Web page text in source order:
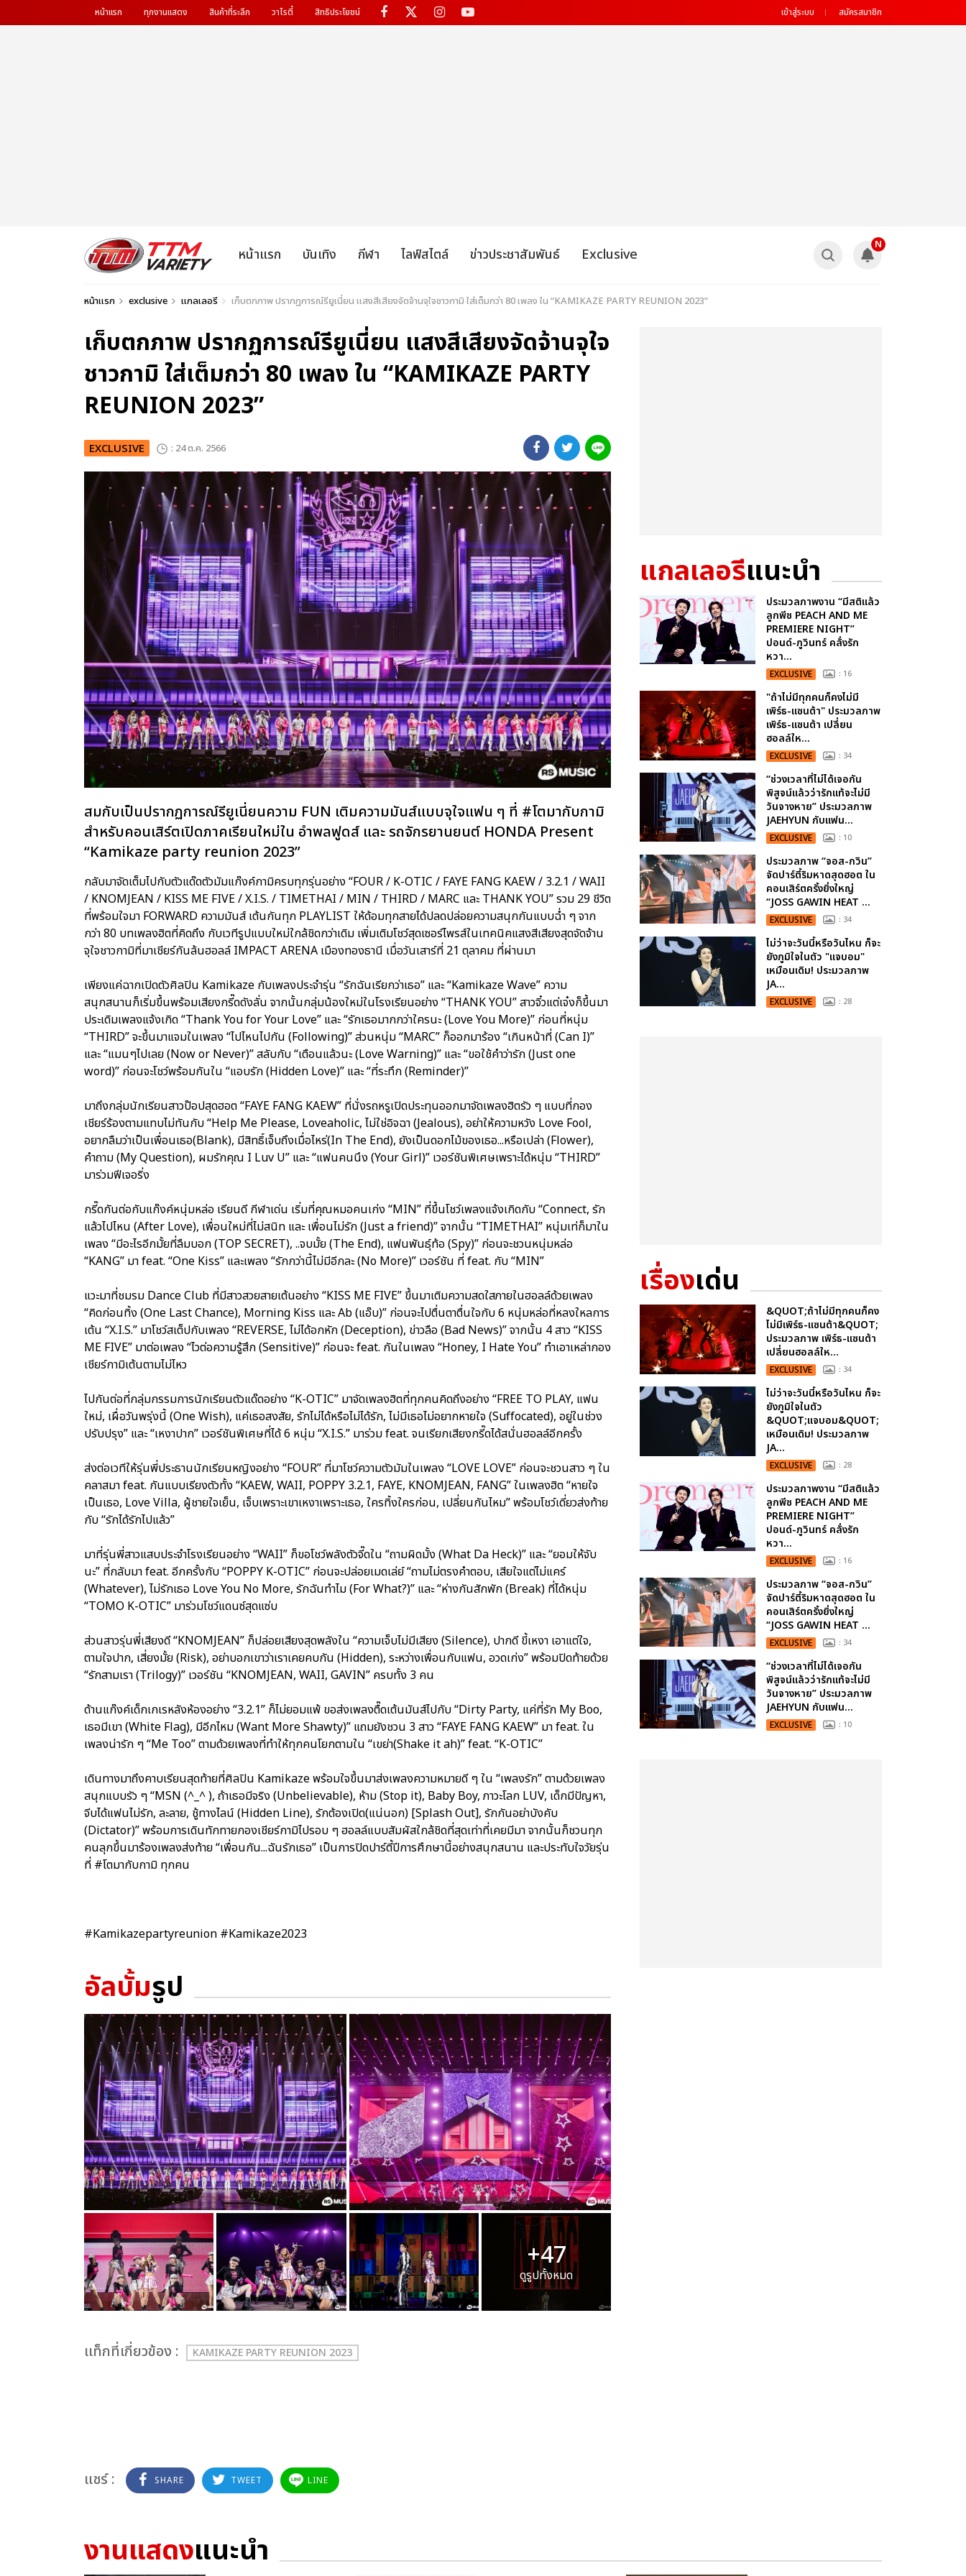
หน้าแรก ทุกงานแสดง สินค้าที่ระลึก วาไรตี้ สิทธิประโยชน์ เข้าสู่ระบบ สมัครสมาชิก
หน้าแรก บันเทิง กีฬา ไลฟ์สไตล์ ข่าวประชาสัมพันธ์ Exclusive
N
หน้าแรก exclusive แกลเลอรี เก็บตกภาพ ปรากฏการณ์รียูเนี่ยน แสงสีเสียงจัดจ้านจุใจชาวกามิ ใส่เต็มกว่า 80 เพลง ใน “KAMIKAZE PARTY REUNION 2023”
เก็บตกภาพ ปรากฏการณ์รียูเนี่ยน แสงสีเสียงจัดจ้านจุใจ
ชาวกามิ ใส่เต็มกว่า 80 เพลง ใน “KAMIKAZE PARTY
REUNION 2023”
EXCLUSIVE : 24 ต.ค. 2566
สมกับเป็นปรากฏการณ์รียูเนี่ยนความ FUN เติมความมันส์แบบจุใจแฟน ๆ ที่ #โตมากับกามิ
สำหรับคอนเสิร์ตเปิดภาคเรียนใหม่ใน อำพลฟูดส์ และ รถจักรยานยนต์ HONDA Present
“Kamikaze party reunion 2023”
กลับมาจัดเต็มไปกับตัวแด๊ดตัวมัมแก๊งค์กามิครบทุกรุ่นอย่าง “FOUR / K-OTIC / FAYE FANG KAEW / 3.2.1 / WAII
/ KNOMJEAN / KISS ME FIVE / X.I.S. / TIMETHAI / MIN / THIRD / MARC และ THANK YOU” รวม 29 ชีวิต
ที่พร้อมใจมา FORWARD ความมันส์ เต้นกันทุก PLAYLIST ให้ด้อมทุกสายได้ปลดปล่อยความสนุกกันแบบฉ่ำ ๆ จาก
กว่า 80 บทเพลงฮิตที่คิดถึง กับเวทีรูปแบบใหม่ใกล้ชิดกว่าเดิม เพิ่มเติมโชว์สุดเซอร์ไพรส์ในเทคนิคแสงสีเสียงสุดจัดจ้าน
จุใจชาวกามิที่มาเชียร์กันล้นฮอลล์ IMPACT ARENA เมืองทองธานี เมื่อวันเสาร์ที่ 21 ตุลาคม ที่ผ่านมา
เพียงแค่ฉากเปิดตัวศิลปิน Kamikaze กับเพลงประจำรุ่น “รักฉันเรียกว่าเธอ” และ “Kamikaze Wave” ความ
สนุกสนานก็เริ่มขึ้นพร้อมเสียงกรี๊ดดังลั่น จากนั้นกลุ่มน้องใหม่ในโรงเรียนอย่าง “THANK YOU” สาวจิ๋วแต่เจ๋งก็ขึ้นมา
ประเดิมเพลงแจ้งเกิด “Thank You for Your Love” และ “รักเธอมากกว่าใครนะ (Love You More)” ก่อนที่หนุ่ม
“THIRD” จะขึ้นมาแจมในเพลง “ไปไหนไปกัน (Following)” ส่วนหนุ่ม “MARC” ก็ออกมาร้อง “เกินหน้าที่ (Can I)”
และ “แมนๆไปเลย (Now or Never)” สลับกับ “เตือนแล้วนะ (Love Warning)” และ “ขอใช้คำว่ารัก (Just one
word)” ก่อนจะโชว์พร้อมกันใน “แอบรัก (Hidden Love)” และ “ที่ระทึก (Reminder)”
มาถึงกลุ่มนักเรียนสาวป๊อปสุดฮอต “FAYE FANG KAEW” ที่นั่งรถหรูเปิดประทุนออกมาจัดเพลงฮิตรัว ๆ แบบที่กอง
เชียร์ร้องตามแทบไม่ทันกับ “Help Me Please, Loveaholic, ไม่ใช่อิจฉา (Jealous), อย่าให้ความหวัง Love Fool,
อยากลืมว่าเป็นเพื่อนเธอ(Blank), มีสิทธิ์เจ็บถึงเมื่อไหร่(In The End), ยังเป็นดอกไม้ของเธอ...หรือเปล่า (Flower),
คำถาม (My Question), ผมรักคุณ I Luv U” และ “แฟนคนนึง (Your Girl)” เวอร์ชันพิเศษเพราะได้หนุ่ม “THIRD”
มาร่วมฟีเจอริ่ง
กรี๊ดกันต่อกับแก๊งค์หนุ่มหล่อ เรียนดี กีฬาเด่น เริ่มที่คุณหมอคนเก่ง “MIN” ที่ขึ้นโชว์เพลงแจ้งเกิดกับ “Connect, รัก
แล้วไปไหน (After Love), เพื่อนใหม่ที่ไม่สนิท และ เพื่อนไม่รัก (Just a friend)” จากนั้น “TIMETHAI” หนุ่มเท่ก็มาใน
เพลง “มีอะไรอีกมั้ยที่ลืมบอก (TOP SECRET), ..จบมั้ย (The End), แฟนพันธุ์ท้อ (Spy)” ก่อนจะชวนหนุ่มหล่อ
“KANG” มา feat. “One Kiss” และเพลง “รักกว่านี้ไม่มีอีกละ (No More)” เวอร์ชัน ที่ feat. กับ “MIN”
แวะมาที่ชมรม Dance Club ที่มีสาวสวยสายเต้นอย่าง “KISS ME FIVE” ขึ้นมาเติมความสดใสภายในฮอลล์ด้วยเพลง
“คิดก่อนทิ้ง (One Last Chance), Morning Kiss และ Ab (แอ๊บ)” ก่อนจะไปตื่นตาตื่นใจกับ 6 หนุ่มหล่อที่หลงใหลการ
เต้น “X.I.S.” มาโชว์สเต็ปกับเพลง “REVERSE, ไม่ได้อกหัก (Deception), ข่าวลือ (Bad News)” จากนั้น 4 สาว “KISS
ME FIVE” มาต่อเพลง “ไวต่อความรู้สึก (Sensitive)” ก่อนจะ feat. กันในเพลง “Honey, I Hate You” ทำเอาเหล่ากอง
เชียร์กามิเต้นตามไม่ไหว
ไปกันต่อที่กลุ่มกรรมการนักเรียนตัวแด๊ดอย่าง “K-OTIC” มาจัดเพลงฮิตที่ทุกคนคิดถึงอย่าง “FREE TO PLAY, แฟน
ใหม่, เผื่อวันพรุ่งนี้ (One Wish), แค่เธอสงสัย, รักไม่ได้หรือไม่ได้รัก, ไม่มีเธอไม่อยากหายใจ (Suffocated), อยู่ในช่วง
ปรับปรุง” และ “เหงาปาก” เวอร์ชันพิเศษที่ได้ 6 หนุ่ม “X.I.S.” มาร่วม feat. จนเรียกเสียงกรี๊ดได้สนั่นฮอลล์อีกครั้ง
ส่งต่อเวทีให้รุ่นพี่ประธานนักเรียนหญิงอย่าง “FOUR” ที่มาโชว์ความตัวมัมในเพลง “LOVE LOVE” ก่อนจะชวนสาว ๆ ใน
คลาสมา feat. กันแบบเรียงตัวทั้ง “KAEW, WAII, POPPY 3.2.1, FAYE, KNOMJEAN, FANG” ในเพลงฮิต “หายใจ
เป็นเธอ, Love Villa, ผู้ชายใจเย็น, เจ็บเพราะเขาเหงาเพราะเธอ, ใครทิ้งใครก่อน, เปลี่ยนกันไหม” พร้อมโชว์เดี่ยวส่งท้าย
กับ “รักได้รักไปแล้ว”
มาที่รุ่นพี่สาวแสบประจำโรงเรียนอย่าง “WAII” ก็ขอโชว์พลังตัวจี๊ดใน “ถามผิดมั้ง (What Da Heck)” และ “ยอมให้จับ
นะ” ที่กลับมา feat. อีกครั้งกับ “POPPY K-OTIC” ก่อนจะปล่อยเมดเล่ย์ “ถามไม่ตรงคำตอบ, เสียใจแต่ไม่แคร์
(Whatever), ไม่รักเธอ Love You No More, รักฉันทำไม (For What?)” และ “ห่างกันสักพัก (Break) ที่ได้หนุ่ม
“TOMO K-OTIC” มาร่วมโชว์แดนซ์สุดแซ่บ
ส่วนสาวรุ่นพี่เสียงดี “KNOMJEAN” ก็ปล่อยเสียงสุดพลังใน “ความเจ็บไม่มีเสียง (Silence), ปากดี ขี้เหงา เอาแต่ใจ,
ตามใจปาก, เสี่ยงมั้ย (Risk), อย่าบอกเขาว่าเราเคยคบกัน (Hidden), ระหว่างเพื่อนกับแฟน, อวดเก่ง” พร้อมปิดท้ายด้วย
“รักสามเรา (Trilogy)” เวอร์ชัน “KNOMJEAN, WAII, GAVIN” ครบทั้ง 3 คน
ด้านแก๊งค์เด็กเกเรหลังห้องอย่าง “3.2.1” ก็ไม่ยอมแพ้ ขอส่งเพลงตื๊ดเต้นมันส์ไปกับ “Dirty Party, แค่ที่รัก My Boo,
เธอมีเขา (White Flag), มีอีกไหม (Want More Shawty)” แถมยังชวน 3 สาว “FAYE FANG KAEW” มา feat. ใน
เพลงน่ารัก ๆ “Me Too” ตามด้วยเพลงที่ทำให้ทุกคนโยกตามใน “เขย่า(Shake it ah)” feat. “K-OTIC”
เดินทางมาถึงคาบเรียนสุดท้ายที่ศิลปิน Kamikaze พร้อมใจขึ้นมาส่งเพลงความหมายดี ๆ ใน “เพลงรัก” ตามด้วยเพลง
สนุกแบบรัว ๆ “MSN (^_^ ), ถ้าเธอมีจริง (Unbelievable), ห้าม (Stop it), Baby Boy, ภาวะโลก LUV, เด็กมีปัญหา,
จีบได้แฟนไม่รัก, ละลาย, ชู้ทางไลน์ (Hidden Line), รักต้องเปิด(แน่นอก) [Splash Out], รักกันอย่าบังคับ
(Dictator)” พร้อมการเดินทักทายกองเชียร์กามิไปรอบ ๆ ฮอลล์แบบสัมผัสใกล้ชิดที่สุดเท่าที่เคยมีมา จากนั้นก็ชวนทุก
คนลุกขึ้นมาร้องเพลงส่งท้าย “เพื่อนกัน...ฉันรักเธอ” เป็นการปิดปาร์ตี้ปีการศึกษานี้อย่างสนุกสนาน และประทับใจวัยรุ่น
ที่ #โตมากับกามิ ทุกคน
#Kamikazepartyreunion #Kamikaze2023
อัลบั้มรูป
+47
ดูรูปทั้งหมด
เเท็กที่เกี่ยวข้อง : KAMIKAZE PARTY REUNION 2023
แชร์ : SHARE TWEET LINE
แกลเลอรีแนะนำ
ประมวลภาพงาน “มีสติแล้ว
ลูกพีช PEACH AND ME
PREMIERE NIGHT”
ปอนด์-ภูวินทร์ คลั่งรัก
หวา...
EXCLUSIVE : 16
"ถ้าไม่มีทุกคนก็คงไม่มี
เพิร์ธ-แซนต้า" ประมวลภาพ
เพิร์ธ-แซนต้า เปลี่ยน
ฮอลล์ให...
EXCLUSIVE : 34
“ช่วงเวลาที่ไม่ได้เจอกัน
พิสูจน์แล้วว่ารักแท้จะไม่มี
วันจางหาย” ประมวลภาพ
JAEHYUN กับแฟน...
EXCLUSIVE : 10
ประมวลภาพ “จอส-กวิน”
จัดปาร์ตี้ริมหาดสุดฮอต ใน
คอนเสิร์ตครั้งยิ่งใหญ่
“JOSS GAWIN HEAT ...
EXCLUSIVE : 34
ไม่ว่าจะวันนี้หรือวันไหน ก็จะ
ยังภูมิใจในตัว "แจบอม"
เหมือนเดิม! ประมวลภาพ
JA...
EXCLUSIVE : 28
เรื่องเด่น
&QUOT;ถ้าไม่มีทุกคนก็คง
ไม่มีเพิร์ธ-แซนต้า&QUOT;
ประมวลภาพ เพิร์ธ-แซนต้า
เปลี่ยนฮอลล์ให...
EXCLUSIVE : 34
ไม่ว่าจะวันนี้หรือวันไหน ก็จะ
ยังภูมิใจในตัว
&QUOT;แจบอม&QUOT;
เหมือนเดิม! ประมวลภาพ
JA...
EXCLUSIVE : 28
ประมวลภาพงาน “มีสติแล้ว
ลูกพีช PEACH AND ME
PREMIERE NIGHT”
ปอนด์-ภูวินทร์ คลั่งรัก
หวา...
EXCLUSIVE : 16
ประมวลภาพ “จอส-กวิน”
จัดปาร์ตี้ริมหาดสุดฮอต ใน
คอนเสิร์ตครั้งยิ่งใหญ่
“JOSS GAWIN HEAT ...
EXCLUSIVE : 34
“ช่วงเวลาที่ไม่ได้เจอกัน
พิสูจน์แล้วว่ารักแท้จะไม่มี
วันจางหาย” ประมวลภาพ
JAEHYUN กับแฟน...
EXCLUSIVE : 10
งานแสดงแนะนำ